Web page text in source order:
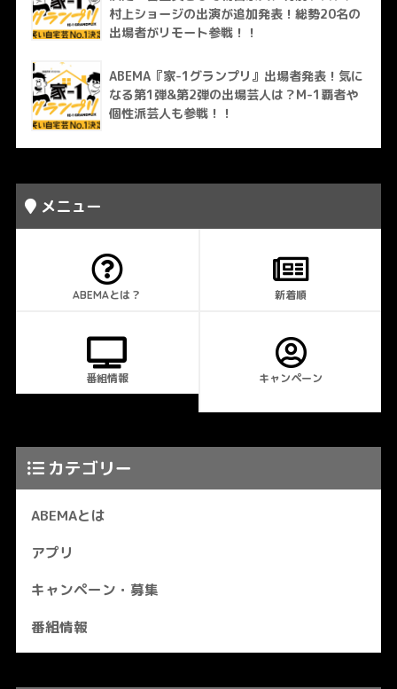
村上ショージの出演が追加発表！総勢20名の
出場者がリモート参戦！！
ABEMA『家-1グランプリ』出場者発表！気に
なる第1弾&第2弾の出場芸人は？M-1覇者や
個性派芸人も参戦！！
メニュー
ABEMAとは？ 新着順
番組情報 キャンペーン
カテゴリー
ABEMAとは
アプリ
キャンペーン・募集
番組情報